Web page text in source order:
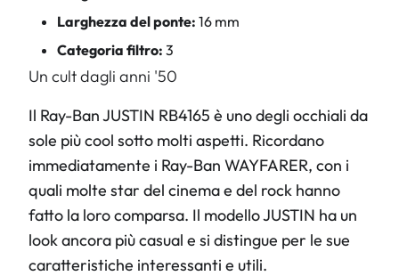
Larghezza del ponte: 16 mm
Categoria filtro: 3
Un cult dagli anni '50
Il Ray-Ban JUSTIN RB4165 è uno degli occhiali da
sole più cool sotto molti aspetti. Ricordano
immediatamente i Ray-Ban WAYFARER, con i
quali molte star del cinema e del rock hanno
fatto la loro comparsa. Il modello JUSTIN ha un
look ancora più casual e si distingue per le sue
caratteristiche interessanti e utili.